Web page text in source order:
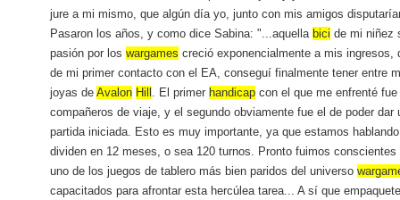
jure a mi mismo, que algún día yo, junto con mis amigos
Pasaron los años, y como dice Sabina: "...aquella bici de mi niñez
pasión por loswargames creció exponencialmente a mis ingresos,
de mi primer contacto con el EA, conseguí finalmente tener entre
joyas deAvalon Hill . El primer handicap con el que me enfrenté
compañeros de viaje, y el segundo obviamente fue el de poder
partida iniciada. Esto es muy importante, ya que estamos
dividen en 12 meses, o sea 120 turnos. Pronto fuimos
uno de los juegos de tablero más bien paridos del universo
capacitados para afrontar esta hercúlea tarea... A sí que